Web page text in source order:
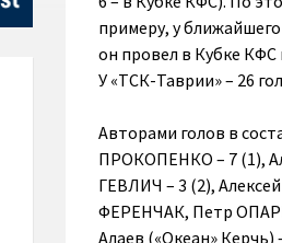
примеру, у ближайшего
он провел в Кубке КФС
У «ТСК-Таврии» – 26
Авторами голов в
ПРОКОПЕНКО – 7 (1),
ГЕВЛИЧ – 3 (2),
ФЕРЕНЧАК, Петр
Алаев («Океан»